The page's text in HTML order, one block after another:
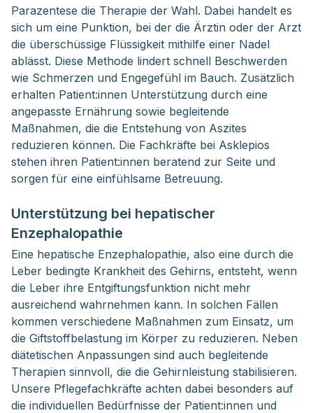
Parazentese die Therapie der Wahl. Dabei handelt es
sich um eine Punktion, bei der die Ärztin oder der Arzt
die überschüssige Flüssigkeit mithilfe einer Nadel
ablässt. Diese Methode lindert schnell Beschwerden
wie Schmerzen und Engegefühl im Bauch. Zusätzlich
erhalten Patient:innen Unterstützung durch eine
angepasste Ernährung sowie begleitende
Maßnahmen, die die Entstehung von Aszites
reduzieren können. Die Fachkräfte bei Asklepios
stehen ihren Patient:innen beratend zur Seite und
sorgen für eine einfühlsame Betreuung.
Unterstützung bei hepatischer
Enzephalopathie
Eine hepatische Enzephalopathie, also eine durch die
Leber bedingte Krankheit des Gehirns, entsteht, wenn
die Leber ihre Entgiftungsfunktion nicht mehr
ausreichend wahrnehmen kann. In solchen Fällen
kommen verschiedene Maßnahmen zum Einsatz, um
die Giftstoffbelastung im Körper zu reduzieren. Neben
diätetischen Anpassungen sind auch begleitende
Therapien sinnvoll, die die Gehirnleistung stabilisieren.
Unsere Pflegefachkräfte achten dabei besonders auf
die individuellen Bedürfnisse der Patient:innen und